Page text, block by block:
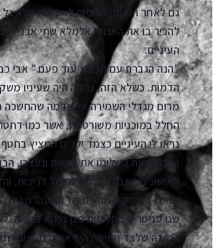
גם לאחר המוות: תכופות לא ראית אלא
להכיר בו את האנושי אלמלא שתי אבני
העיניים.
"הנה הגברת עם הכובע עוד פעם." אבי
הדמות. כשלא הזה, נדמה היה שעיניו
מרום מגדלי השמירה אל אדמה שהחשכה
החלל במוכניות משורטטת, אשר כמו
נראו לי העיניים כצמד ילדים המציץ
נשכח. כעת השלימו את הקשת ונעצרו.
האישונים האביכים לדקירה של דריכות,
נטרדו בבת־קול חולפת של תנועה. מבטו
שני סניטרים בחליפות מגן נכנסו
השידה שלצד המיטה היה אוסף חפצים